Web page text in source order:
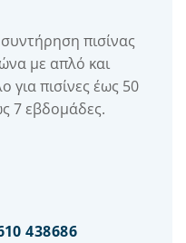
πισίνας
με απλό και
πισίνες έως 50
7 εβδομάδες.
438686